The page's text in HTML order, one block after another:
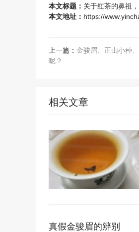
本文标题： 关于红茶的鼻祖
本文地址： https://
上一篇： 金骏眉、正山小种
呢？
相关文章
真假金骏眉的辨别